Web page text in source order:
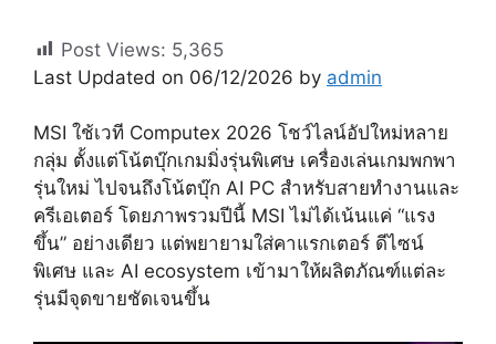
Post Views: 5,365
Last Updated on 06/12/2026 by admin
MSI ใช้เวที Computex 2026 โชว์ไลน์อัปใหม่หลาย
กลุ่ม ตั้งแต่โน้ตบุ๊กเกมมิ่งรุ่นพิเศษ เครื่องเล่นเกมพกพา
รุ่นใหม่ ไปจนถึงโน้ตบุ๊ก AI PC สำหรับสายทำงานและ
ครีเอเตอร์ โดยภาพรวมปีนี้ MSI ไม่ได้เน้นแค่ “แรง
ขึ้น” อย่างเดียว แต่พยายามใส่คาแรกเตอร์ ดีไซน์
พิเศษ และ AI ecosystem เข้ามาให้ผลิตภัณฑ์แต่ละ
รุ่นมีจุดขายชัดเจนขึ้น